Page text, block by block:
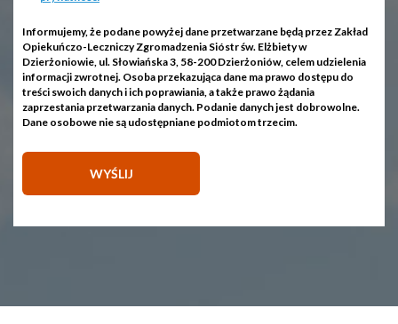
Informujemy, że podane powyżej dane przetwarzane będą przez Zakład
Opiekuńczo-Leczniczy Zgromadzenia Sióstr św. Elżbiety w
Dzierżoniowie, ul. Słowiańska 3, 58-200 Dzierżoniów, celem udzielenia
informacji zwrotnej. Osoba przekazująca dane ma prawo dostępu do
treści swoich danych i ich poprawiania, a także prawo żądania
zaprzestania przetwarzania danych. Podanie danych jest dobrowolne.
Dane osobowe nie są udostępniane podmiotom trzecim.